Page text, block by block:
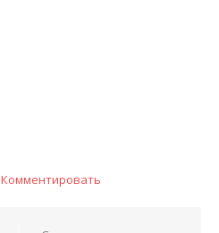
Комментировать